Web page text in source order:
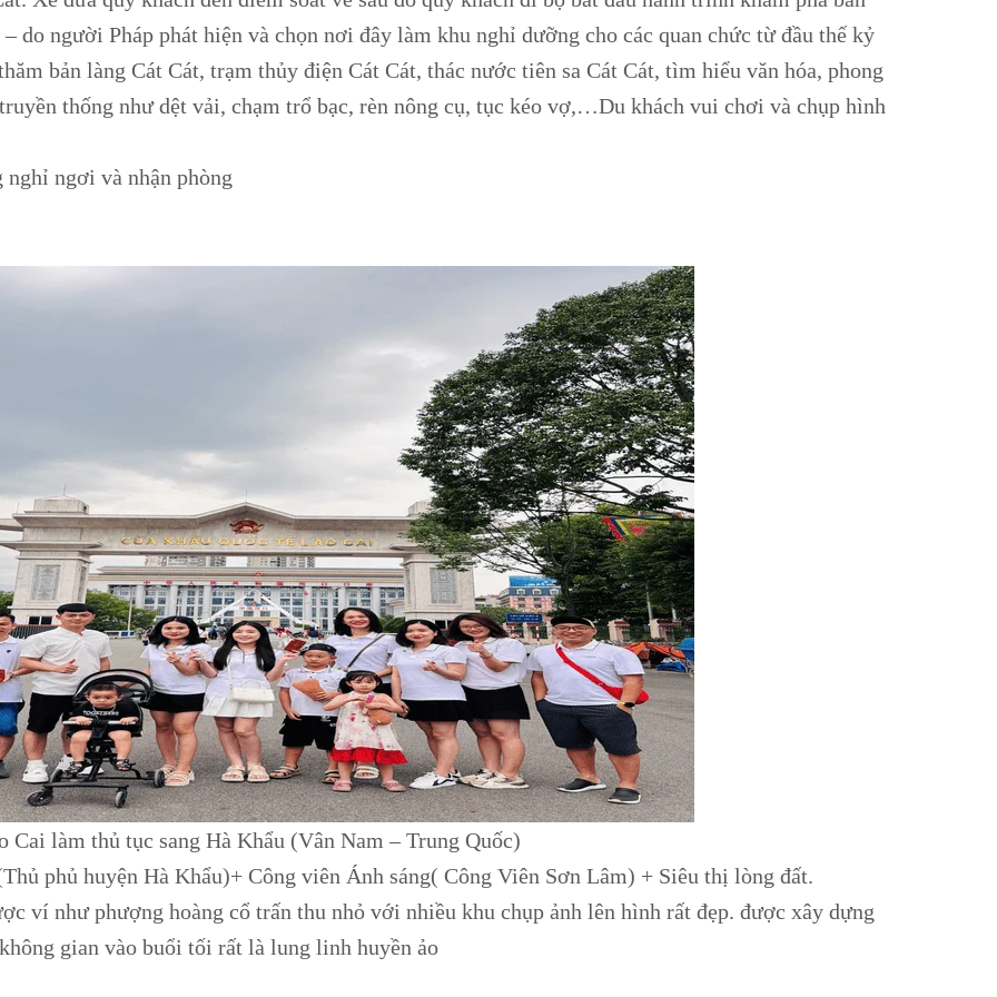
do người Pháp phát hiện và chọn nơi đây làm khu nghỉ dưỡng cho các quan chức từ đầu thế kỷ
bản làng Cát Cát, trạm thủy điện Cát Cát, thác nước tiên sa Cát Cát, tìm hiểu văn hóa, phong
thống như dệt vải, chạm trổ bạc, rèn nông cụ, tục kéo vợ,…Du khách vui chơi và chụp hình
ngơi và nhận phòng
làm thủ tục sang Hà Khẩu (Vân Nam – Trung Quốc)
phủ huyện Hà Khẩu)+ Công viên Ánh sáng( Công Viên Sơn Lâm) + Siêu thị lòng đất.
ví như phượng hoàng cổ trấn thu nhỏ với nhiều khu chụp ảnh lên hình rất đẹp. được xây dựng
gian vào buổi tối rất là lung linh huyền ảo